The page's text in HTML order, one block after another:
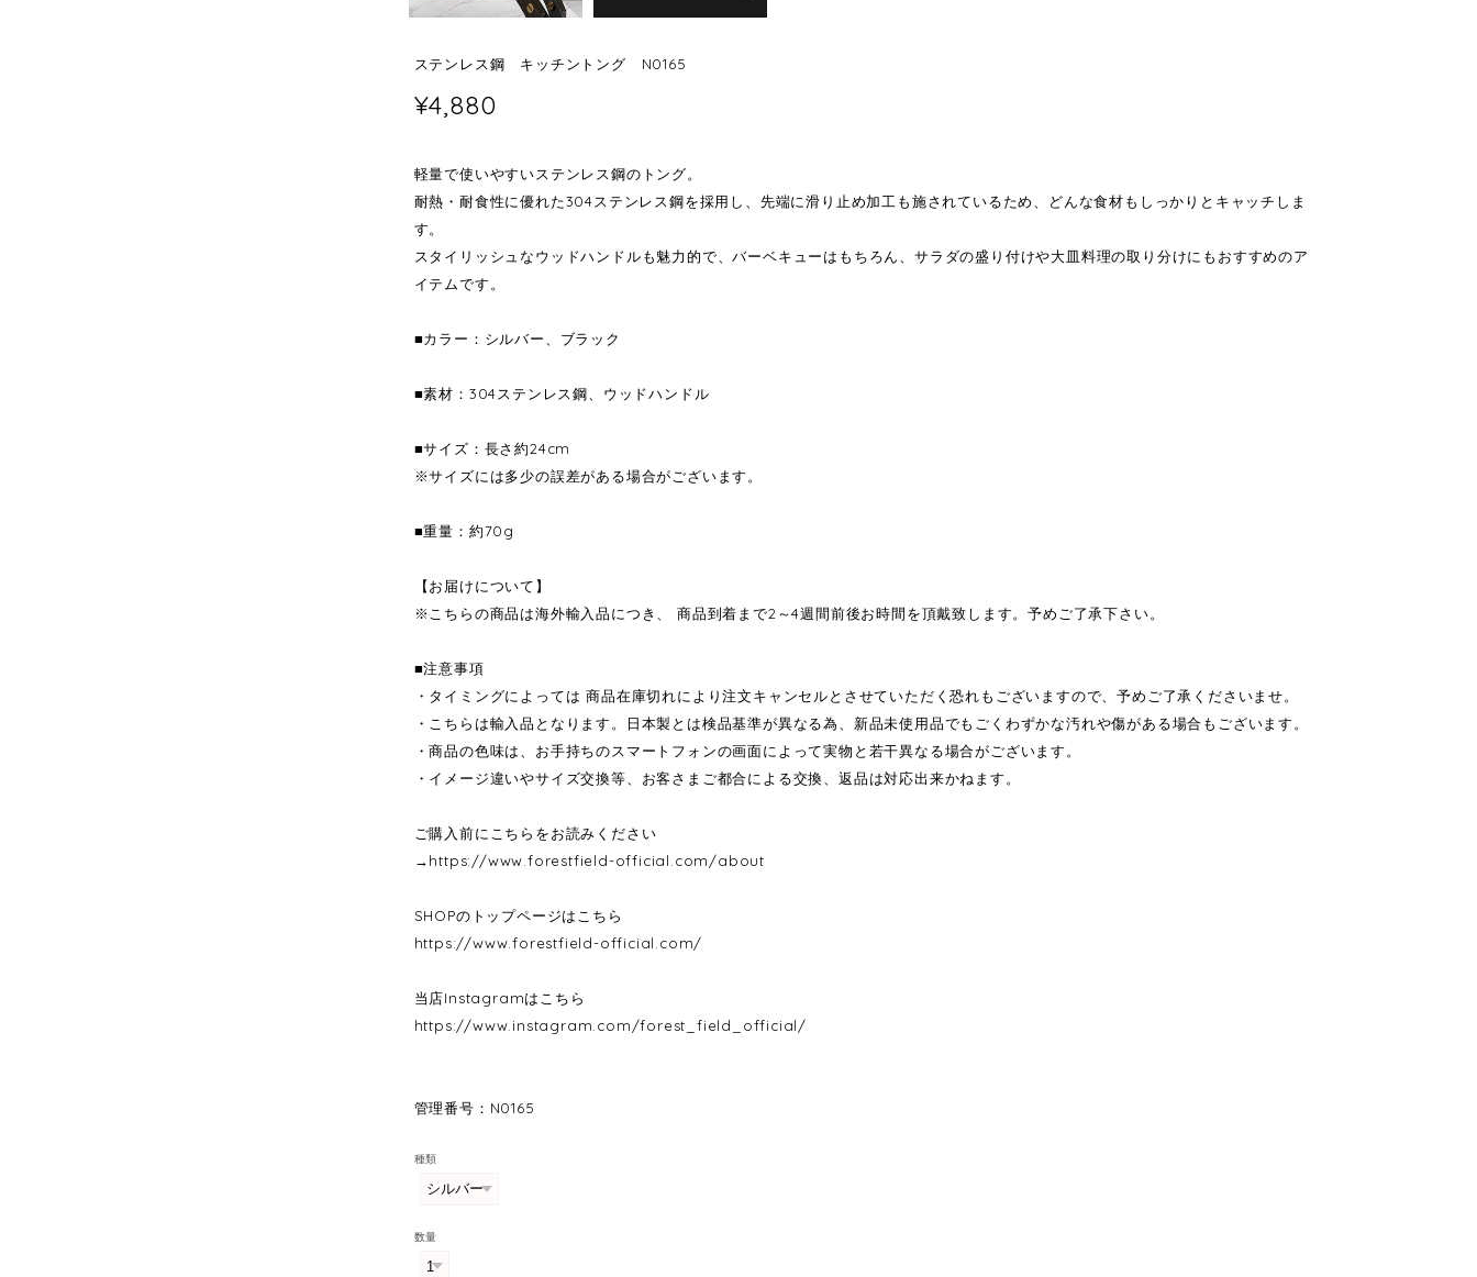
ステンレス鋼 キッチントング N0165
¥4,880
軽量で使いやすいステンレス鋼のトング。
耐熱・耐食性に優れた304ステンレス鋼を採用し、先端に滑り止め加工も施されているため、どんな食材もしっかりとキャッチしま
す。
スタイリッシュなウッドハンドルも魅力的で、バーベキューはもちろん、サラダの盛り付けや大皿料理の取り分けにもおすすめのア
イテムです。
■カラー：シルバー、ブラック
■素材：304ステンレス鋼、ウッドハンドル
■サイズ：長さ約24cm
※サイズには多少の誤差がある場合がございます。
■重量：約70g
【お届けについて】
※こちらの商品は海外輸入品につき、 商品到着まで2～4週間前後お時間を頂戴致します。予めご了承下さい。
■注意事項
・タイミングによっては 商品在庫切れにより注文キャンセルとさせていただく恐れもございますので、予めご了承くださいませ。
・こちらは輸入品となります。日本製とは検品基準が異なる為、新品未使用品でもごくわずかな汚れや傷がある場合もございます。
・商品の色味は、お手持ちのスマートフォンの画面によって実物と若干異なる場合がございます。
・イメージ違いやサイズ交換等、お客さまご都合による交換、返品は対応出来かねます。
ご購入前にこちらをお読みください
→https://www.forestfield-official.com/about
SHOPのトップページはこちら
https://www.forestfield-official.com/
当店Instagramはこちら
https://www.instagram.com/forest_field_official/
管理番号：N0165
種類
数量